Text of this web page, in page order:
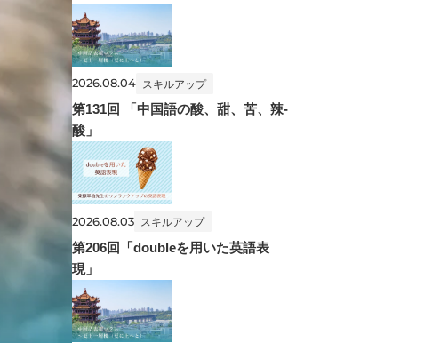
2026.08.04 スキルアップ
第131回 「中国語の酸、甜、苦、辣-
酸」
2026.08.03 スキルアップ
第206回「doubleを用いた英語表
現」